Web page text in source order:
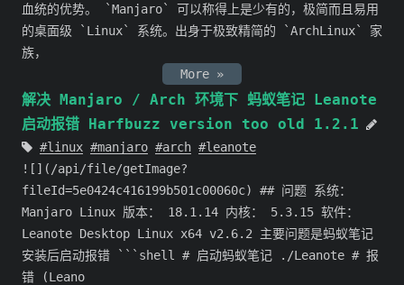
血统的优势。 `Manjaro` 可以称得上是少有的，极简而且易用
的桌面级 `Linux` 系统。出身于极致精简的 `ArchLinux` 家
族，
More »
解决 Manjaro / Arch 环境下 蚂蚁笔记 Leanote
启动报错 Harfbuzz version too old 1.2.1
linux manjaro arch
leanote
![](/api/file/getImage?
fileId=5e0424c416199b501c00060c) ## 问题 系统：
Manjaro Linux 版本： 18.1.14 内核： 5.3.15 软件：
Leanote Desktop Linux x64 v2.6.2 主要问题是蚂蚁笔记
安装后启动报错 ```shell # 启动蚂蚁笔记 ./Leanote # 报
错 (Leano